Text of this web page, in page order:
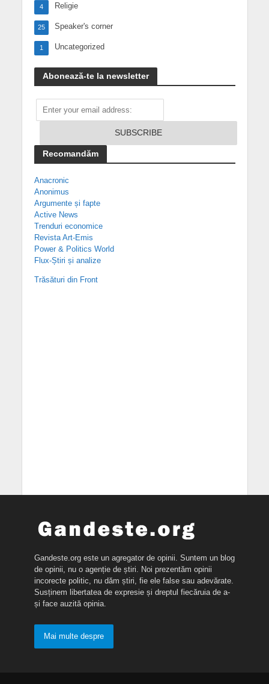
Religie
4
Speaker's corner
25
Uncategorized
1
Abonează-te la newsletter
Recomandăm
Anacronic
Anonimus
Argumente și fapte
Active News
Trenduri economice
Revista Art-Emis
Power & Politics World
Flux-Știri și analize
Trăsături din Front
Gandeste.org este un agregator de opinii. Suntem un blog
de opinii, nu o agenție de știri. Noi prezentăm opinii
incorecte politic, nu dăm știri, fie ele false sau adevărate.
Susținem libertatea de expresie și dreptul fiecăruia de a-
și face auzită opinia.
Mai multe despre